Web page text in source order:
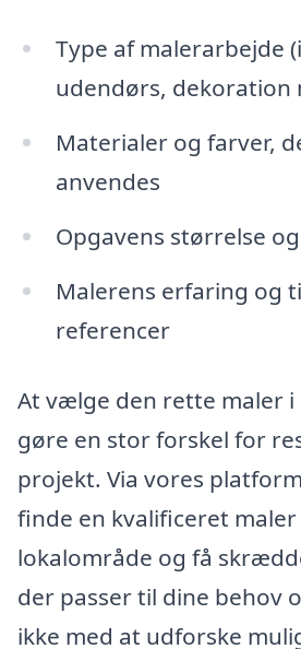
Type af malerarbejde
udendørs, dekoration
Materialer og farver,
anvendes
Opgavens størrelse
Malerens erfaring og
referencer
At vælge den rette maler
gøre en stor forskel for
projekt. Via vores
finde en kvalificeret
lokalområde og få
der passer til dine behov
ikke med at udforske